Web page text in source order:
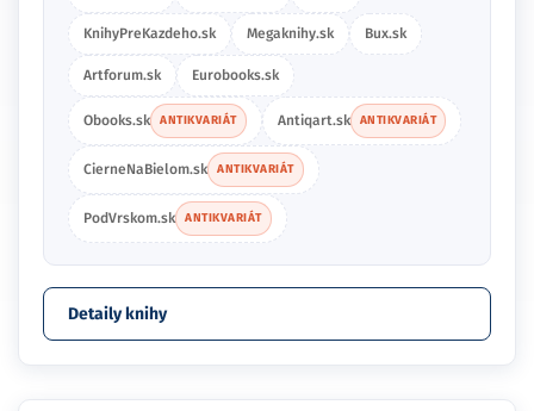
KnihyPreKazdeho.sk Megaknihy.sk Bux.sk
Artforum.sk Eurobooks.sk
Obooks.sk ANTIKVARIÁT Antiqart.sk ANTIKVARIÁT
CierneNaBielom.sk ANTIKVARIÁT
PodVrskom.sk ANTIKVARIÁT
Detaily knihy